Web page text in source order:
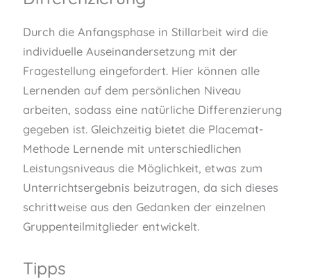
Durch die Anfangsphase in Stillarbeit wird die
individuelle Auseinandersetzung mit der
Fragestellung eingefordert. Hier können alle
Lernenden auf dem persönlichen Niveau
arbeiten, sodass eine natürliche Differenzierung
gegeben ist. Gleichzeitig bietet die Placemat-
Methode Lernende mit unterschiedlichen
Leistungsniveaus die Möglichkeit, etwas zum
Unterrichtsergebnis beizutragen, da sich dieses
schrittweise aus den Gedanken der einzelnen
Gruppenteilmitglieder entwickelt.
Tipps